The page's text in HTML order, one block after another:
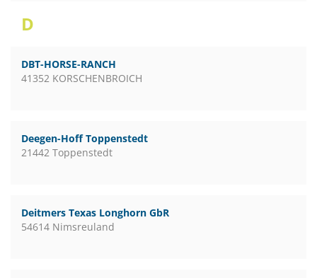
D
DBT-HORSE-RANCH
41352 KORSCHENBROICH
Deegen-Hoff Toppenstedt
21442 Toppenstedt
Deitmers Texas Longhorn GbR
54614 Nimsreuland